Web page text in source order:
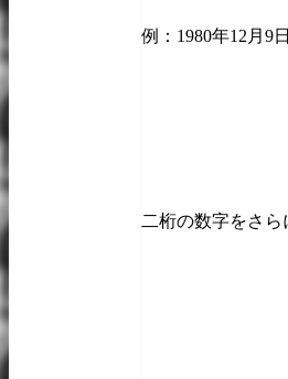
例：1980年12月
二桁の数字をさら